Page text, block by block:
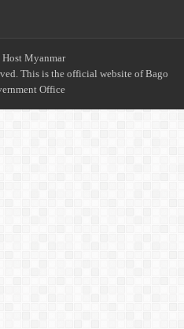
Host Myanmar
This is the official website of Bago
Office